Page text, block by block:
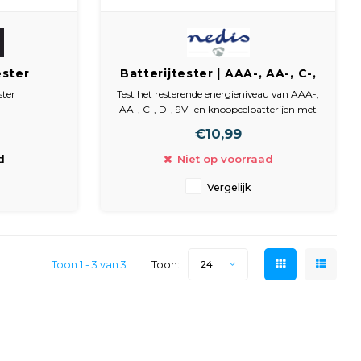
N (LR1),
P2 en
3 groepen
Batterijtester | AAA-, AA-, C-,
D-, 9V- en Knoopcelbatterijen
Test het resterende energieniveau van AAA-,
AA-, C-, D-, 9V- en knoopcelbatterijen met
€10,99
Niet op voorraad
Vergelijk
Toon 1 - 3 van 3 Toon: 24